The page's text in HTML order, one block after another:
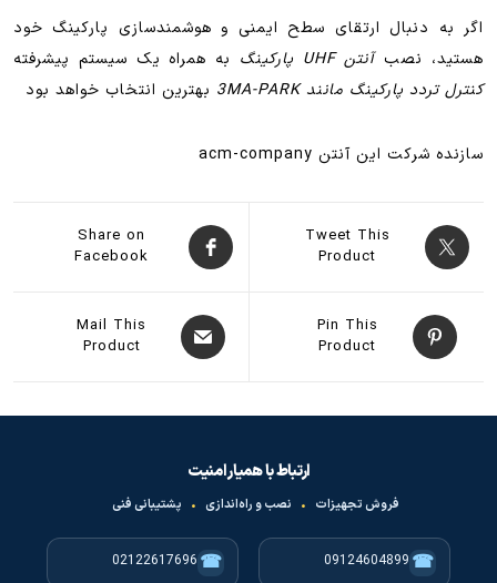
اگر به دنبال ارتقای سطح ایمنی و هوشمندسازی پارکینگ خود
هستید، نصبآنتن UHF پارکینگ
به همراه یک سیستم پیشرفته
کنترل تردد پارکینگ مانند 3MA-PARK
بهترین انتخاب خواهد بود
سازنده شرکت این آنتن acm-company
Tweet This
Product
Share on
Facebook
Pin This
Product
Mail This
Product
ارتباط با همیار امنیت
فروش تجهیزات • نصب و راه‌اندازی • پشتیبانی فنی
☎
09124604899
☎
02122617696